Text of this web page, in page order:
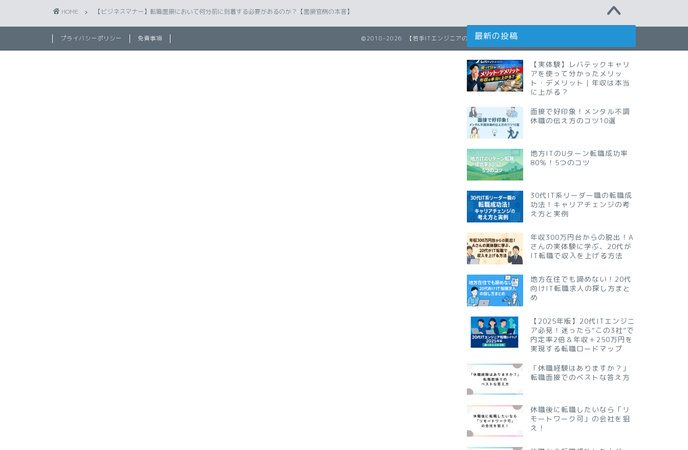
最新の投稿
【実体験】レバテックキャリ
アを使って分かったメリッ
ト・デメリット｜年収は本当
に上がる？
面接で好印象！メンタル不調
休職の伝え方のコツ10選
地方ITのUターン転職成功率
80％！5つのコツ
30代IT系リーダー職の転職成
功法！キャリアチェンジの考
え方と実例
年収300万円台からの脱出！A
さんの実体験に学ぶ、20代が
IT転職で収入を上げる方法
地方在住でも諦めない！20代
向けIT転職求人の探し方まと
め
【2025年版】20代ITエンジニ
ア必見！迷ったら“この3社”で
内定率2倍＆年収＋250万円を
実現する転職ロードマップ
「休職経験はありますか？」
転職面接でのベストな答え方
休職後に転職したいなら「リ
モートワーク可」の会社を狙
え！
HOME 【ビジネスマナー】転職面接において何分前に到着する必要があるのか？【面接官側の本音】
プライバシーポリシー 免責事項 2018–2026 【若手ITエンジニアのための転職講座】30歳で年収700万円を目指す転職の始め方